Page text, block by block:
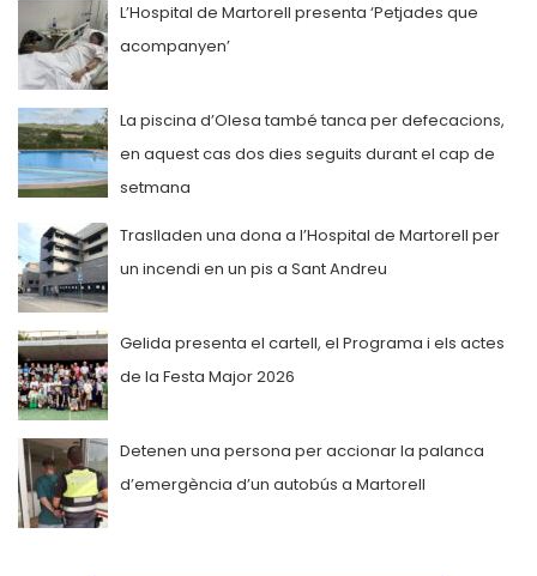
L’Hospital de Martorell presenta ‘Petjades que
acompanyen’
La piscina d’Olesa també tanca per defecacions,
en aquest cas dos dies seguits durant el cap de
setmana
Traslladen una dona a l’Hospital de Martorell per
un incendi en un pis a Sant Andreu
Gelida presenta el cartell, el Programa i els actes
de la Festa Major 2026
Detenen una persona per accionar la palanca
d’emergència d’un autobús a Martorell